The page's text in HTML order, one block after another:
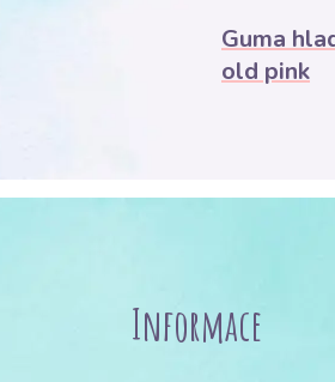
Guma
old pink
Informace